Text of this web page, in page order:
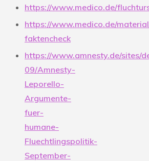
https://www.medico.de/
https://www.medico.de/
faktencheck
https://www.amnesty.de/sites/
09/Amnesty-
Leporello-
Argumente-
fuer-
humane-
Fluechtlingspolitik-
September-